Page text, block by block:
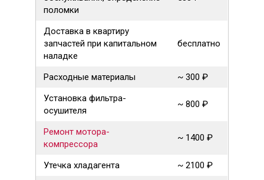
поломки
Доставка в квартиру
запчастей при капитальном
наладке
бесплатно
Расходные материалы
~ 300 ₽
Установка фильтра-
осушителя
~ 800 ₽
Ремонт мотора-
компрессора
~ 1400 ₽
Утечка хладагента
~ 2100 ₽